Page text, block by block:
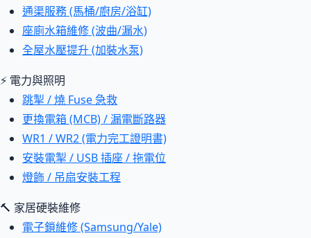
通渠服務 (馬桶/廚房/浴缸)
座廁水箱維修 (波曲/漏水)
全屋水壓提升 (加裝水泵)
⚡ 電力與照明
跳掣 / 燒 Fuse 急救
更換電箱 (MCB) / 漏電斷路器
WR1 / WR2 (電力完工證明書)
安裝電掣 / USB 插座 / 拖電位
燈飾 / 吊扇安裝工程
🔨 家居硬裝維修
電子鎖維修 (Samsung/Yale)